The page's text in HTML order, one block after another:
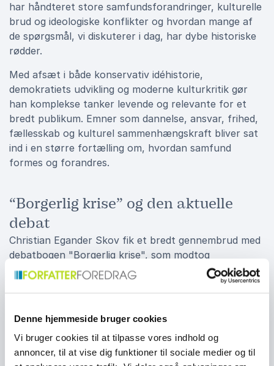
Denne hjemmeside bruger cookies
Vi bruger cookies til at tilpasse vores indhold og
annoncer, til at vise dig funktioner til sociale medier og til
har håndteret store samfundsforandringer, kulturelle
brud og ideologiske konflikter og hvordan mange af
de spørgsmål, vi diskuterer i dag, har dybe historiske
rødder.
Med afsæt i både konservativ idéhistorie,
demokratiets udvikling og moderne kulturkritik gør
han komplekse tanker levende og relevante for et
bredt publikum. Emner som dannelse, ansvar, frihed,
fællesskab og kulturel sammenhængskraft bliver sat
ind i en større fortælling om, hvordan samfund
formes og forandres.
“Borgerlig krise” og den aktuelle
debat
Christian Egander Skov fik et bredt gennembrud med
debatbogen "Borgerlig krise", som modtog
Weekendavisens Litteraturpris i 2023. Bogen satte ord
på den idékrise og identitetssøgning, der præger store
blandt andet, hvordan forbindelsen mellem politik,
hvorfor mange vælgere oplever afstand til både
institutioner og politiske miljøer.